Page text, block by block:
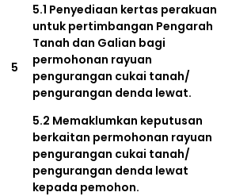
5
5.1 Penyediaan kertas perakuan
untuk pertimbangan Pengarah
Tanah dan Galian bagi
permohonan rayuan
pengurangan cukai tanah/
pengurangan denda lewat.
5.2 Memaklumkan keputusan
berkaitan permohonan rayuan
pengurangan cukai tanah/
pengurangan denda lewat
kepada pemohon.